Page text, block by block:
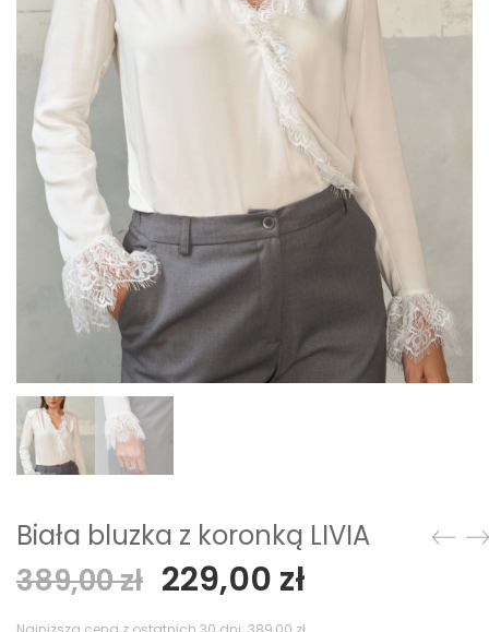
Biała bluzka z koronką LIVIA
389,00zł Pierwotna
cena
229,00 zł